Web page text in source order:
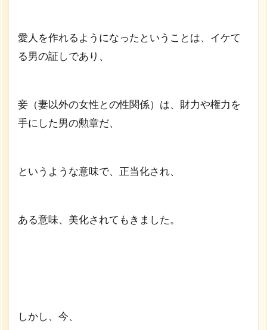
愛人を作れるようになったということは、イケて
る男の証しであり、
妾（妻以外の女性との性関係）は、財力や権力を
手にした男の勲章だ、
というような意味で、正当化され、
ある意味、美化されてもきました。
しかし、今、